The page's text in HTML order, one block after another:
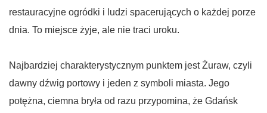
restauracyjne ogródki i ludzi spacerujących o każdej porze
dnia. To miejsce żyje, ale nie traci uroku.
Najbardziej charakterystycznym punktem jest Żuraw, czyli
dawny dźwig portowy i jeden z symboli miasta. Jego
potężna, ciemna bryła od razu przypomina, że Gdańsk